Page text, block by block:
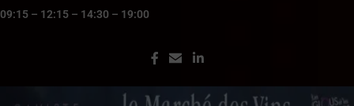
09:15 – 12:15 – 14:30 – 19:00